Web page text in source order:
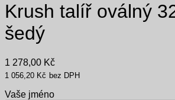
Krush talíř oválný
šedý
1 278,00 Kč
1 056,20 Kč bez DPH
Vaše jméno